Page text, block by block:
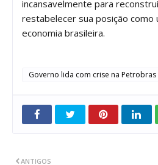
incansavelmente para
restabelecer sua posição como
economia brasileira.
Governo lida com crise na Petrobras
ANTIGOS